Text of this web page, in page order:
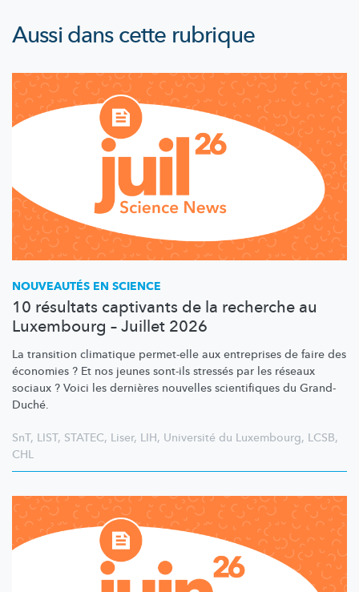
Aussi dans cette rubrique
NOUVEAUTÉS EN SCIENCE
10 résultats captivants de la recherche au
Luxembourg – Juillet 2026
La transition climatique permet-elle aux entreprises de faire des
économies ? Et nos jeunes sont-ils stressés par les réseaux
sociaux ? Voici les dernières nouvelles scientifiques du Grand-
Duché.
SnT, LIST, STATEC, Liser, LIH, Université du Luxembourg, LCSB,
CHL